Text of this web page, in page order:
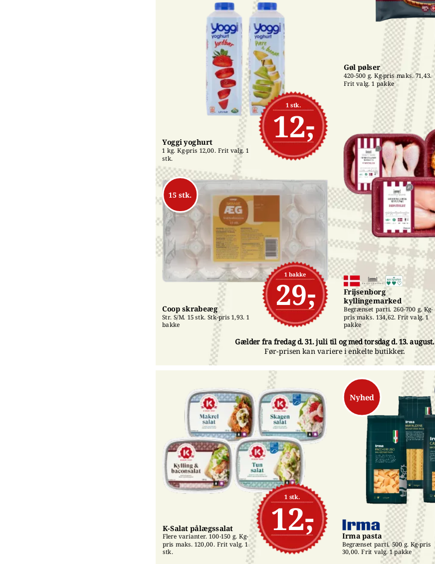
Gøl pølser
420-500 g. Kg-pris maks. 71,43.
Frit valg. 1 pakke
Frijsenborg
kyllingemarked
Begrænset parti. 260-700 g. Kg-
pris maks. 134,62. Frit valg. 1
pakke
Gælder fra fredag d. 31. juli til og med torsdag d. 13. august.
Før-prisen kan variere i enkelte butikker.
1 bakke
29,-
15 stk.
Coop skrabeæg
Str. S/M. 15 stk. Stk-pris 1,93. 1
bakke
1 stk.
12,-
Yoggi yoghurt
1 kg. Kg-pris 12,00. Frit valg. 1
stk.
1 stk.
12,-
K-Salat pålægssalat
Flere varianter. 100-150 g. Kg-
pris maks. 120,00. Frit valg. 1
stk.
Nyhed
Irma pasta
Begrænset parti. 500 g. Kg-pris
30,00. Frit valg. 1 pakke